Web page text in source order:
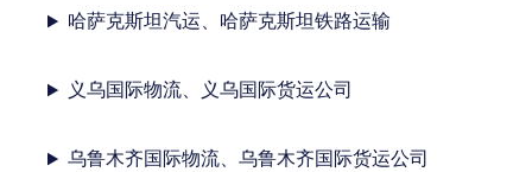
哈萨克斯坦汽运、哈萨克斯坦铁路运输
义乌国际物流、义乌国际货运公司
乌鲁木齐国际物流、乌鲁木齐国际货运公司